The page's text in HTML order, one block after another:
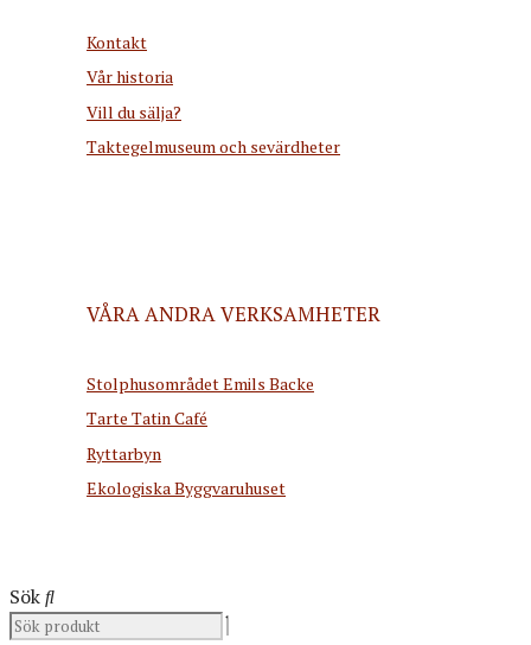
Kontakt
Vår historia
Vill du sälja?
Taktegelmuseum och sevärdheter
VÅRA ANDRA VERKSAMHETER
Stolphusområdet Emils Backe
Tarte Tatin Café
Ryttarbyn
Ekologiska Byggvaruhuset
Sök